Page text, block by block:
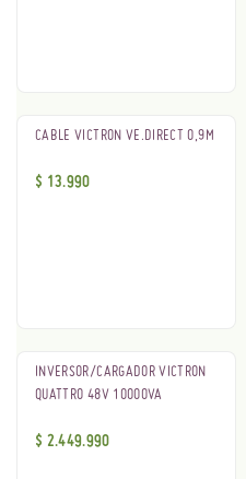
CABLE VICTRON VE.DIRECT 0,9M
$ 13.990
INVERSOR/CARGADOR VICTRON
QUATTRO 48V 10000VA
$ 2.449.990